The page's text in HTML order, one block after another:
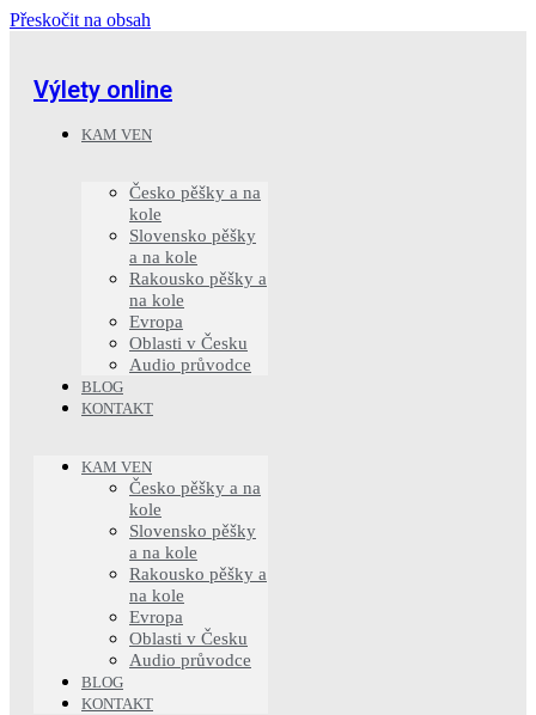
Přeskočit na obsah
Výlety online
KAM VEN
Česko pěšky a na
kole
Slovensko pěšky
a na kole
Rakousko pěšky a
na kole
Evropa
Oblasti v Česku
Audio průvodce
BLOG
KONTAKT
KAM VEN
Česko pěšky a na
kole
Slovensko pěšky
a na kole
Rakousko pěšky a
na kole
Evropa
Oblasti v Česku
Audio průvodce
BLOG
KONTAKT